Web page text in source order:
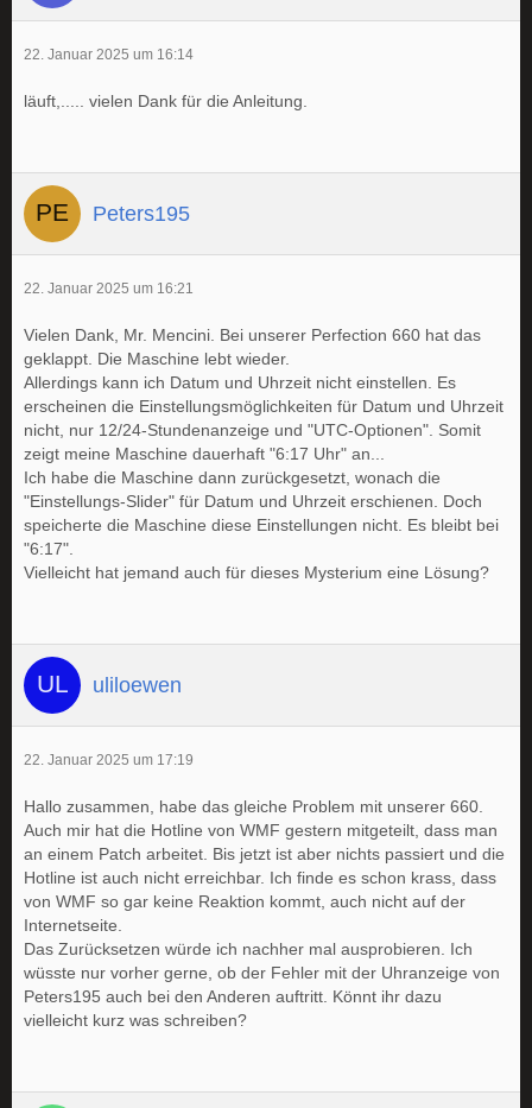
22. Januar 2025 um 16:14
läuft,..... vielen Dank für die Anleitung.
Peters195
22. Januar 2025 um 16:21
Vielen Dank, Mr. Mencini. Bei unserer Perfection 660 hat das
geklappt. Die Maschine lebt wieder.
Allerdings kann ich Datum und Uhrzeit nicht einstellen. Es
erscheinen die Einstellungsmöglichkeiten für Datum und Uhrzeit
nicht, nur 12/24-Stundenanzeige und "UTC-Optionen". Somit
zeigt meine Maschine dauerhaft "6:17 Uhr" an...
Ich habe die Maschine dann zurückgesetzt, wonach die
"Einstellungs-Slider" für Datum und Uhrzeit erschienen. Doch
speicherte die Maschine diese Einstellungen nicht. Es bleibt bei
"6:17".
Vielleicht hat jemand auch für dieses Mysterium eine Lösung?
uliloewen
22. Januar 2025 um 17:19
Hallo zusammen, habe das gleiche Problem mit unserer 660.
Auch mir hat die Hotline von WMF gestern mitgeteilt, dass man
an einem Patch arbeitet. Bis jetzt ist aber nichts passiert und die
Hotline ist auch nicht erreichbar. Ich finde es schon krass, dass
von WMF so gar keine Reaktion kommt, auch nicht auf der
Internetseite.
Das Zurücksetzen würde ich nachher mal ausprobieren. Ich
wüsste nur vorher gerne, ob der Fehler mit der Uhranzeige von
Peters195 auch bei den Anderen auftritt. Könnt ihr dazu
vielleicht kurz was schreiben?